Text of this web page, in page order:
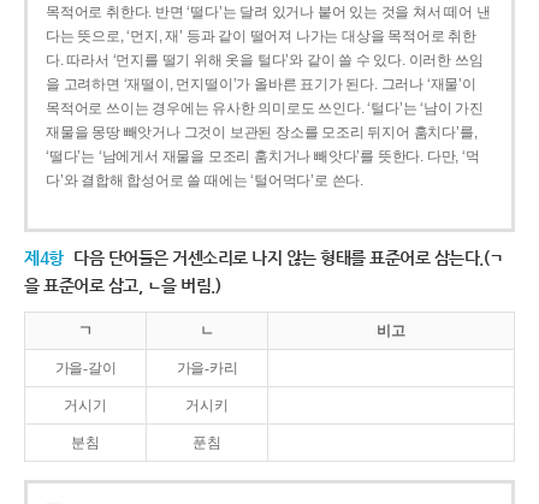
목적어로 취한다. 반면 ‘떨다’는 달려 있거나 붙어 있는 것을 쳐서 떼어 낸
다는 뜻으로, ‘먼지, 재’ 등과 같이 떨어져 나가는 대상을 목적어로 취한
다. 따라서 ‘먼지를 떨기 위해 옷을 털다’와 같이 쓸 수 있다. 이러한 쓰임
을 고려하면 ‘재떨이, 먼지떨이’가 올바른 표기가 된다. 그러나 ‘재물’이
목적어로 쓰이는 경우에는 유사한 의미로도 쓰인다. ‘털다’는 ‘남이 가진
재물을 몽땅 빼앗거나 그것이 보관된 장소를 모조리 뒤지어 훔치다’를,
‘떨다’는 ‘남에게서 재물을 모조리 훔치거나 빼앗다’를 뜻한다. 다만, ‘먹
다’와 결합해 합성어로 쓸 때에는 ‘털어먹다’로 쓴다.
제4항 다음 단어들은 거센소리로 나지 않는 형태를 표준어로 삼는다.(ㄱ
을 표준어로 삼고, ㄴ을 버림.)
ㄱ ㄴ 비고
가을-갈이 가을-카리
거시기 거시키
분침 푼침